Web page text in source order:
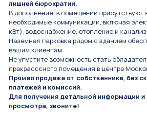
лишней бюрократии.
В дополнение, в помещении присутствуют
необходимые коммуникации, включая
кВт), водоснабжение, отопление и
Наземная парковка рядом с зданием
вашим клиентам.
Не упустите возможность стать
прекрасссного помещения в центре
Прямая продажа от собственника, без
платежей и комиссий.
Для получения детальной информации и
просмотра, звоните!